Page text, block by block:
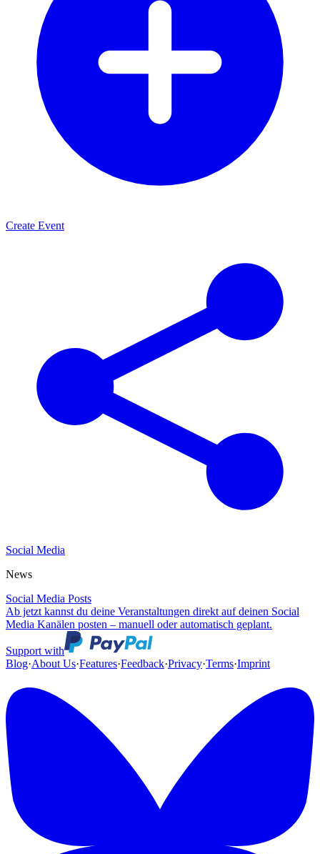
Create Event
Social Media
News
Social Media Posts
Ab jetzt kannst du deine Veranstaltungen direkt auf deinen Social
Media Kanälen posten – manuell oder automatisch geplant.
Support with
Blog·About Us·Features·Feedback·Privacy·Terms·Imprint